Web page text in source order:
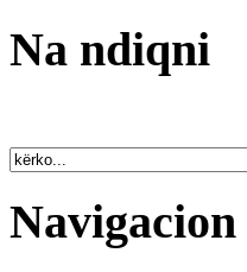
Na ndiqni
Navigacion